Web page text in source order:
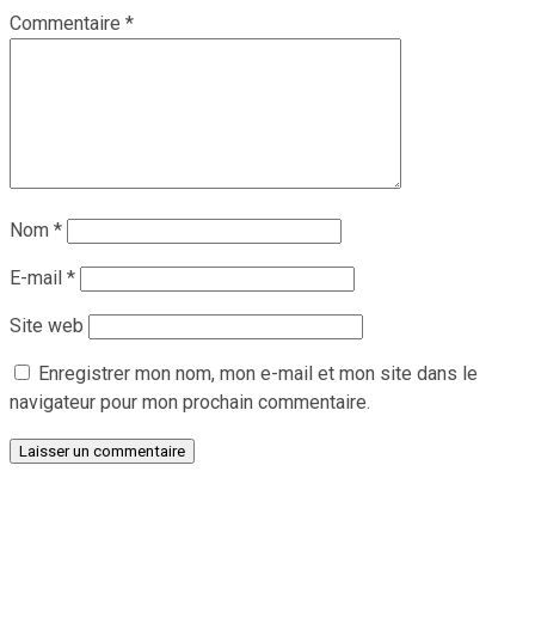
Commentaire *
Nom *
E-mail *
Site web
Enregistrer mon nom, mon e-mail et mon site dans le
navigateur pour mon prochain commentaire.